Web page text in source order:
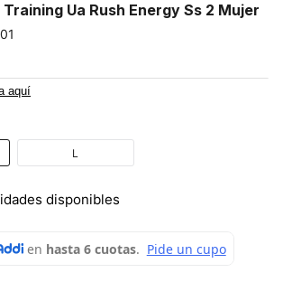
Ua Rush Energy Ss 2 Mujer
aquí
L
disponibles